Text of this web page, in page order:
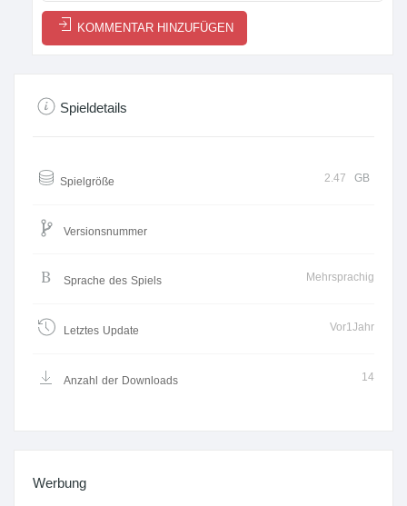
KOMMENTAR HINZUFÜGEN
Spieldetails
Spielgröße 2.47 GB
Versionsnummer
Sprache des Spiels Mehrsprachig
Letztes Update Vor1Jahr
Anzahl der Downloads 14
Werbung